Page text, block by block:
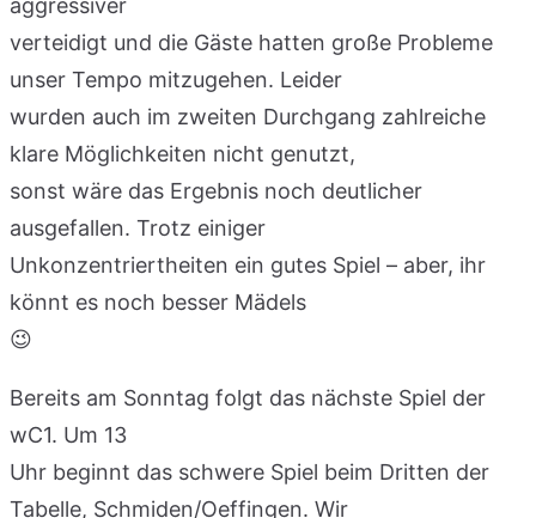
aggressiver
verteidigt und die Gäste hatten große Probleme
unser Tempo mitzugehen. Leider
wurden auch im zweiten Durchgang zahlreiche
klare Möglichkeiten nicht genutzt,
sonst wäre das Ergebnis noch deutlicher
ausgefallen. Trotz einiger
Unkonzentriertheiten ein gutes Spiel – aber, ihr
könnt es noch besser Mädels
😉
Bereits am Sonntag folgt das nächste Spiel der
wC1. Um 13
Uhr beginnt das schwere Spiel beim Dritten der
Tabelle, Schmiden/Oeffingen. Wir